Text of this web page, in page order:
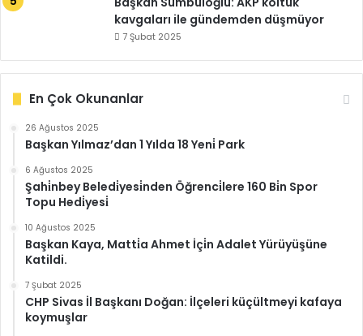
kavgaları ile gündemden düşmüyor
7 Şubat 2025
En Çok Okunanlar
26 Ağustos 2025
Başkan Yılmaz’dan 1 Yılda 18 Yeni̇ Park
6 Ağustos 2025
Şahi̇nbey Beledi̇yesi̇nden Öğrenci̇lere 160 Bi̇n Spor
Topu Hedi̇yesi̇
10 Ağustos 2025
Başkan Kaya, Matti̇a Ahmet İçi̇n Adalet Yürüyüşüne
Katildi.
7 Şubat 2025
CHP Sivas İl Başkanı Doğan: İlçeleri küçültmeyi kafaya
koymuşlar